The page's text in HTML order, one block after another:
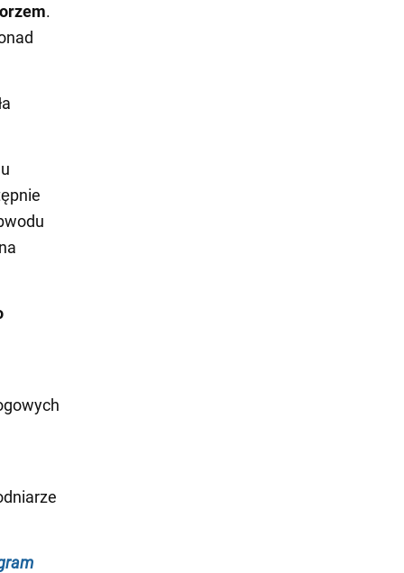
.